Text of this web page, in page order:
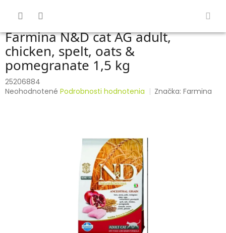
Farmina N&D cat AG adult,
chicken, spelt, oats &
pomegranate 1,5 kg
25206884
Priemerné
Neohodnotené Podrobnosti hodnotenia Značka:Farmina